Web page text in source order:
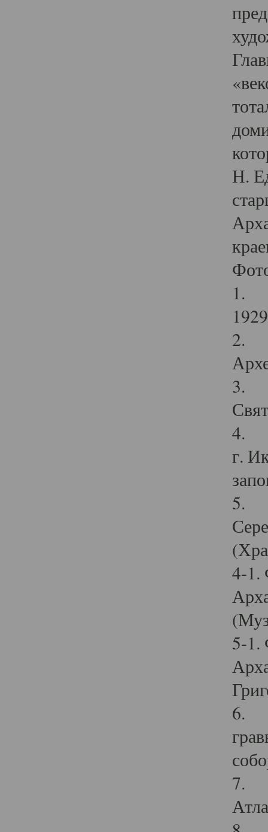
Н.
1.
2.
3.
4.
г.
5.
4-1.
5-1.
6.
7.